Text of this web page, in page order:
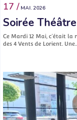
17 / MAI. 2026
Soirée
Ce Mardi 12 Mai, c’était la
des 4 Vents de Lorient. Une…